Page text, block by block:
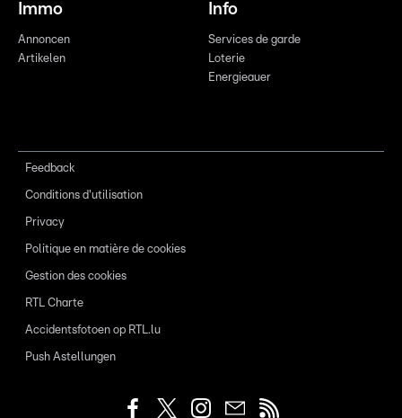
Immo
Annoncen
Artikelen
Info
Services de garde
Loterie
Energieauer
Feedback
Conditions d'utilisation
Privacy
Politique en matière de cookies
Gestion des cookies
RTL Charte
Accidentsfotoen op RTL.lu
Push Astellungen